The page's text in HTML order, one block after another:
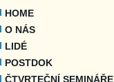
HOME
O NÁS
LIDÉ
POSTDOK
ČTVRTEČNÍ SEMINÁŘE